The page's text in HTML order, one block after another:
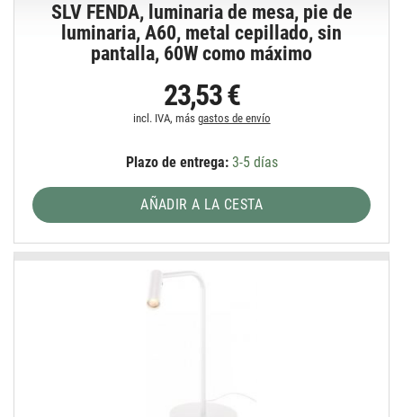
SLV FENDA, luminaria de mesa, pie de
luminaria, A60, metal cepillado, sin
pantalla, 60W como máximo
23,53 €
incl. IVA, más gastos de envío
Plazo de entrega:3-5 días
AÑADIR A LA CESTA